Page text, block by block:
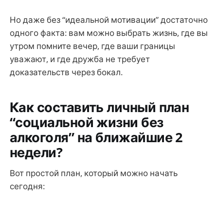
Но даже без “идеальной мотивации” достаточно
одного факта: вам можно выбрать жизнь, где вы
утром помните вечер, где ваши границы
уважают, и где дружба не требует
доказательств через бокал.
Как составить личный план
“социальной жизни без
алкоголя” на ближайшие 2
недели?
Вот простой план, который можно начать
сегодня: